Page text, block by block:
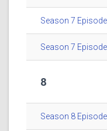
Season 7
Season 7
8
Season 8